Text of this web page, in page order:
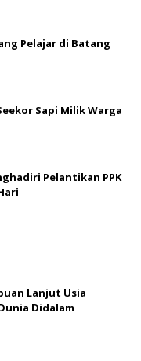
Pelajar di Batang
Sapi Milik Warga
Pelantikan PPK
Lanjut Usia
Didalam